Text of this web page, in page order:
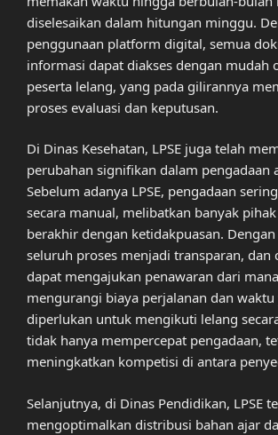
diselesaikan dalam hitungan minggu.
penggunaan platform digital, semua
informasi dapat diakses dengan mudah
peserta lelang, yang pada gilirannya
proses evaluasi dan keputusan.
Di Dinas Kesehatan, LPSE juga telah
perubahan signifikan dalam pengadaan
Sebelum adanya LPSE, pengadaan
secara manual, melibatkan banyak
berakhir dengan ketidakpuasan.
seluruh proses menjadi transparan, dan
dapat mengajukan penawaran dari
mengurangi biaya perjalanan dan waktu
diperlukan untuk mengikuti lelang
tidak hanya mempercepat pengadaan,
meningkatkan kompetisi di antara
Selanjutnya, di Dinas Pendidikan, LPSE
mengoptimalkan distribusi bahan ajar